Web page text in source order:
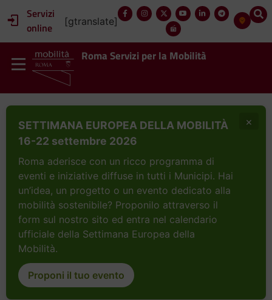
Servizi
online
[gtranslate]
Roma Servizi per la Mobilità
SETTIMANA EUROPEA DELLA MOBILITÀ
16-22 settembre 2026
Roma aderisce con un ricco programma di
eventi e iniziative diffuse in tutti i Municipi. Hai
un’idea, un progetto o un evento dedicato alla
mobilità sostenibile? Proponilo attraverso il
form sul nostro sito ed entra nel calendario
ufficiale della Settimana Europea della
Mobilità.
Proponi il tuo evento
×